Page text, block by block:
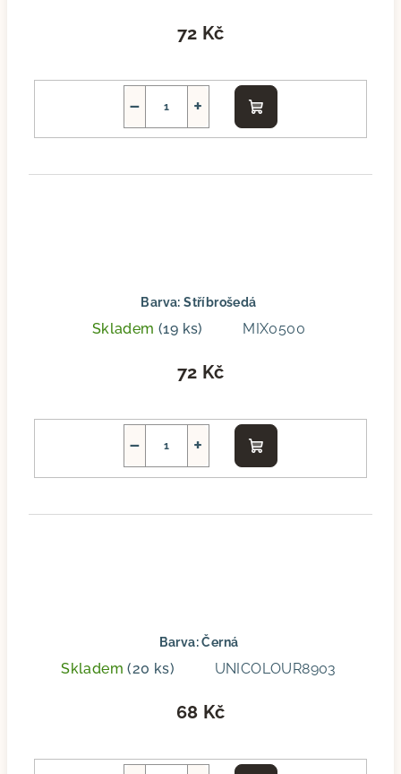
72 Kč
+
−
Do
košíku
Barva: Stříbrošedá
Skladem(19 ks) MIX0500
72 Kč
+
−
Do
košíku
Barva: Černá
Skladem(20 ks) UNICOLOUR8903
68 Kč